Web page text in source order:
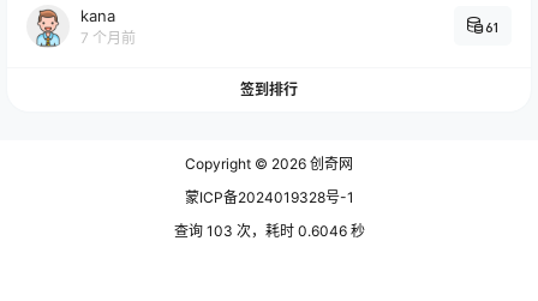
kana
7 个月前
61
签到排行
Copyright © 2026 创奇网
蒙ICP备2024019328号-1
查询 103 次，耗时 0.6046 秒